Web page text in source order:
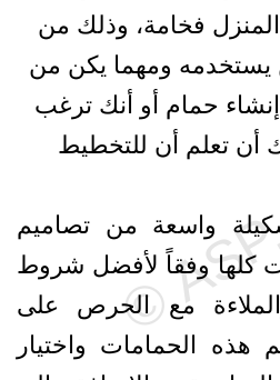
فخامة، وذلك من
يستخدمه ومهما يكن من
حمام أو أنك ترغب
أن تعلم أن للتخطيط
واسعة من تصاميم
كلها وفقاً لأفضل شروط
مع الحرص على
هذه الحمامات واختيار